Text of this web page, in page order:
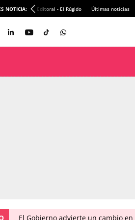
NOTICIA: Editoral - El Rúgido Últimas noticias
El Gobierno advierte un cambio